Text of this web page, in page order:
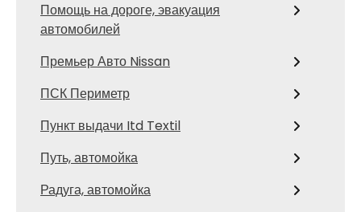
Помощь на дороге, эвакуация
автомобилей
Премьер Авто Nissan
ПСК Периметр
Пункт выдачи Itd Textil
Путь, автомойка
Радуга, автомойка